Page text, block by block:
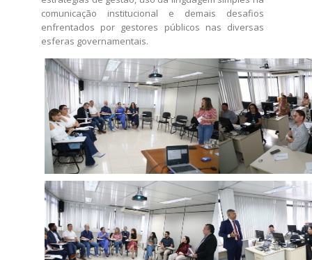
comunicação institucional e demais desafios
enfrentados por gestores públicos nas diversas
esferas governamentais.